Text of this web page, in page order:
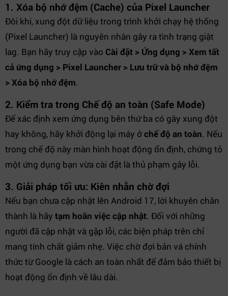
1. Xóa bộ nhớ đệm (Cache) của Pixel Launcher
Đôi khi, xung đột dữ liệu trong trình khởi chạy hệ thống
(Pixel Launcher) là nguyên nhân gây ra tình trạng giật
lag. Bạn hãy truy cập vào Cài đặt > Ứng dụng > Xem tất
cả ứng dụng > Pixel Launcher > Lưu trữ và bộ nhớ đệm
> Xóa bộ nhớ đệm.
2. Kiểm tra trong Chế độ an toàn (Safe Mode)
Để xác định xem ứng dụng bên thứ ba có gây xung đột
hay không, hãy khởi động lại máy ởchế độ an toàn. Nếu
trong chế độ này màn hình hoạt động ổn định, chứng tỏ
một ứng dụng bạn vừa cài đặt là thủ phạm gây lỗi.
3. Giải pháp tối ưu: Kiên nhẫn chờ đợi
Nếu bạn chưa cập nhật lên Android 17, lời khuyên chân
thành là hãy tạm hoãn việc cập nhật. Đối với những
người đã cập nhật và gặp lỗi, các biện pháp trên chỉ
mang tính chất giảm nhẹ. Việc chờ đợi bản vá chính
thức từ Google là cách an toàn nhất để đảm bảo thiết bị
hoạt động ổn định về lâu dài.